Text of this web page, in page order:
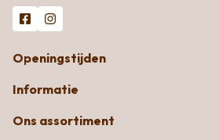
Openingstijden
Informatie
Ons assortiment